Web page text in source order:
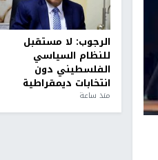
الرجوب: لا مستقبل
للنظام السياسي
الفلسطيني دون
انتخابات ديمقراطية
منذ ساعة